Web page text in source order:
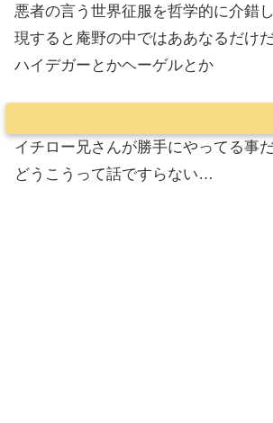
悪者の言う世界征服を哲学的に介錯
現すると庵野の中ではああなるだけ
ハイデガーとかヘーゲルとか
イチロー兄さんが勝手にやってる事
どうこうって話ですらない…